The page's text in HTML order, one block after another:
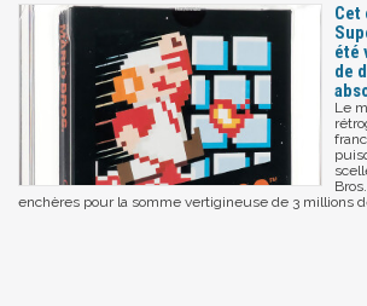
Cet
été
de
Le
enchères pour la somme vertigineuse de 3 millions